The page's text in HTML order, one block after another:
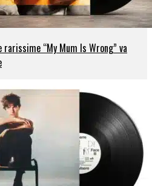
rarissime “My Mum Is Wrong” va